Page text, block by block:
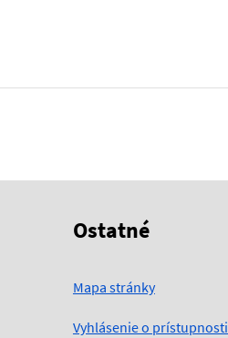
Ostatné
Mapa stránky
Vyhlásenie o prístupnosti